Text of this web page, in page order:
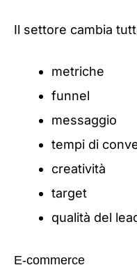
Il settore cambia
metriche
funnel
messaggio
tempi di
creatività
target
qualità del
E-commerce